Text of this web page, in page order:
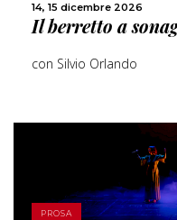
14, 15 dicembre 2026
Il berretto a
con Silvio Orlando
PROSA